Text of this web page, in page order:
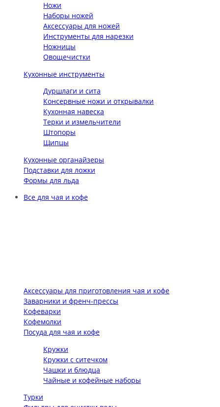
Ножи
Наборы ножей
Аксессуары для ножей
Инструменты для нарезки
Ножницы
Овощечистки
Кухонные инструменты
Дуршлаги и сита
Консервные ножи и открывалки
Кухонная навеска
Терки и измельчители
Штопоры
Щипцы
Кухонные органайзеры
Подставки для ложки
Формы для льда
Все для чая и кофе
Аксессуары для приготовления чая и кофе
Заварники и френч-прессы
Кофеварки
Кофемолки
Посуда для чая и кофе
Кружки
Кружки с ситечком
Чашки и блюдца
Чайные и кофейные наборы
Турки